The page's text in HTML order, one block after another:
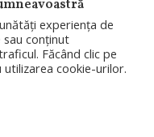
experiența de
conținut
Făcând clic pe
utilizarea cookie-urilor.